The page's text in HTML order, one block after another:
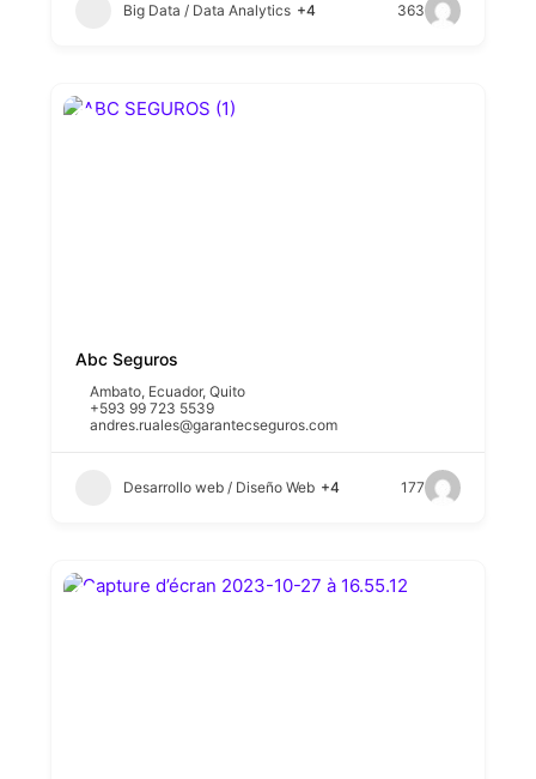
Big Data / Data Analytics +4 363
Abc Seguros
Ambato, Ecuador,Quito
+593 99 723 5539
andres.ruales@garantecseguros.com
Desarrollo web / Diseño Web +4 177